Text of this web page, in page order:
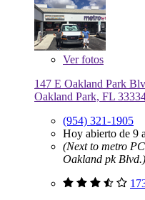
Verfotos
147 E Oakland Park
Oakland Park, FL
(954) 321-1905
Hoy abierto de 9
(Next to metro
Oakland pk Blvd.)